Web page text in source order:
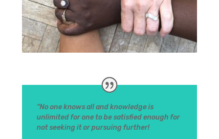
“No one knows all and knowledge is
unlimited for one to be satisfied enough for
not seeking it or pursuing further!